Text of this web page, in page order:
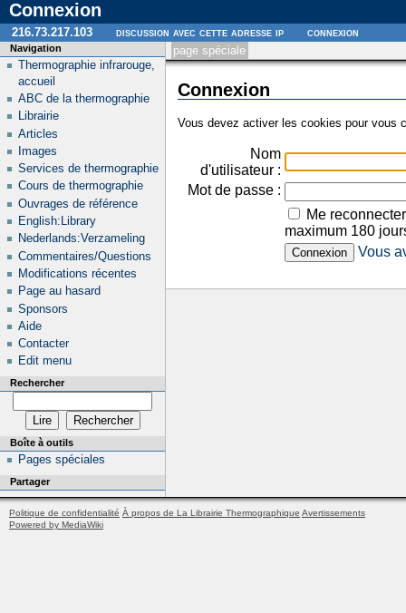
Connexion
page spéciale
Connexion
Vous devez activer les cookies pour vous
Nom
d'utilisateur :
Mot de passe :
Me
maximum 180
Vous
Navigation
Thermographie infrarouge,
accueil
ABC de la thermographie
Librairie
Articles
Images
Services de thermographie
Cours de thermographie
Ouvrages de référence
English:Library
Nederlands:Verzameling
Commentaires/Questions
Modifications récentes
Page au hasard
Sponsors
Aide
Contacter
Edit menu
Rechercher
Boîte à outils
Pages spéciales
Partager
216.73.217.103 discussion avec cette adresse ip connexion
Politique de confidentialité À propos de La Librairie Thermographique Avertissements
Powered by MediaWiki